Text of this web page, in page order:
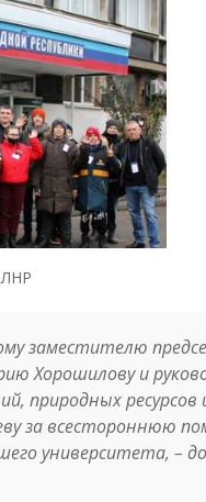
заместителю
Хорошилову и
ресурсов и
за всестороннюю
университета, –